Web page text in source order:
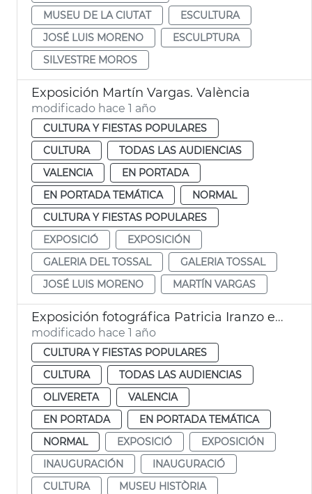
MUSEU DE LA CIUTAT
ESCULTURA
JOSÉ LUIS MORENO
ESCULPTURA
SILVESTRE MOROS
Exposición Martín Vargas. València
modificado hace 1 año
CULTURA Y FIESTAS POPULARES
CULTURA
TODAS LAS AUDIENCIAS
VALENCIA
EN PORTADA
EN PORTADA TEMÁTICA
NORMAL
CULTURA Y FIESTAS POPULARES
EXPOSICIÓ
EXPOSICIÓN
GALERIA DEL TOSSAL
GALERIA TOSSAL
JOSÉ LUIS MORENO
MARTÍN VARGAS
Exposición fotográfica Patricia Iranzo en el Museo Historia de València
modificado hace 1 año
CULTURA Y FIESTAS POPULARES
CULTURA
TODAS LAS AUDIENCIAS
OLIVERETA
VALENCIA
EN PORTADA
EN PORTADA TEMÁTICA
NORMAL
EXPOSICIÓ
EXPOSICIÓN
INAUGURACIÓN
INAUGURACIÓ
CULTURA
MUSEU HISTÒRIA